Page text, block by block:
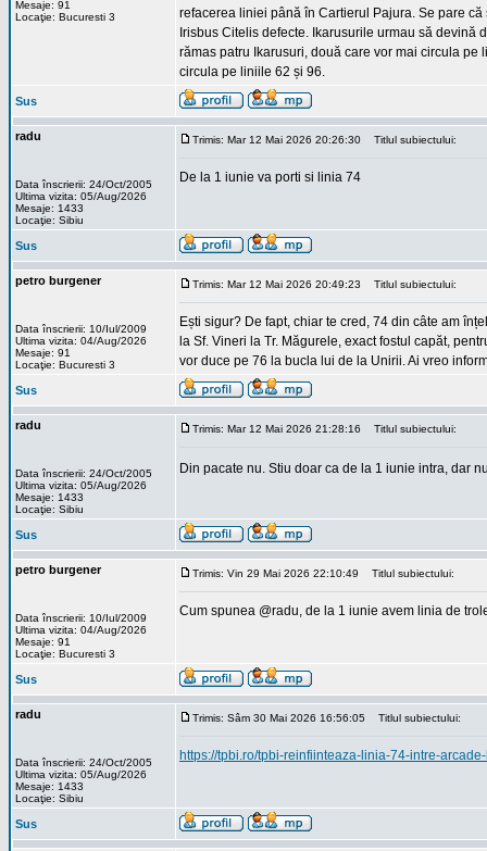
Mesaje: 91
Locaţie: Bucuresti 3
refacerea liniei până în Cartierul Pajura. Se pare
Irisbus Citelis defecte. Ikarusurile urmau să
rămas patru Ikarusuri, două care vor mai circula
circula pe liniile 62 și 96.
Sus
radu
Data înscrierii: 24/Oct/2005
Ultima vizita: 05/Aug/2026
Mesaje: 1433
Locaţie: Sibiu
Trimis: Mar 12 Mai 2026 20:26:30 Titlul subiectului:
De la 1 iunie va porti si linia 74
Sus
petro burgener
Data înscrierii: 10/Iul/2009
Ultima vizita: 04/Aug/2026
Mesaje: 91
Locaţie: Bucuresti 3
Trimis: Mar 12 Mai 2026 20:49:23 Titlul subiectului:
Ești sigur? De fapt, chiar te cred, 74 din câte am
la Sf. Vineri la Tr. Măgurele, exact fostul capăt,
vor duce pe 76 la bucla lui de la Unirii. Ai vreo
Sus
radu
Data înscrierii: 24/Oct/2005
Ultima vizita: 05/Aug/2026
Mesaje: 1433
Locaţie: Sibiu
Trimis: Mar 12 Mai 2026 21:28:16 Titlul subiectului:
Din pacate nu. Stiu doar ca de la 1 iunie intra, dar
Sus
petro burgener
Data înscrierii: 10/Iul/2009
Ultima vizita: 04/Aug/2026
Mesaje: 91
Locaţie: Bucuresti 3
Trimis: Vin 29 Mai 2026 22:10:49 Titlul subiectului:
Cum spunea @radu, de la 1 iunie avem linia de
Sus
radu
Data înscrierii: 24/Oct/2005
Ultima vizita: 05/Aug/2026
Mesaje: 1433
Locaţie: Sibiu
Trimis: Sâm 30 Mai 2026 16:56:05 Titlul subiectului:
https://tpbi.ro/tpbi-reinfiinteaza-linia-74-intre-
Sus